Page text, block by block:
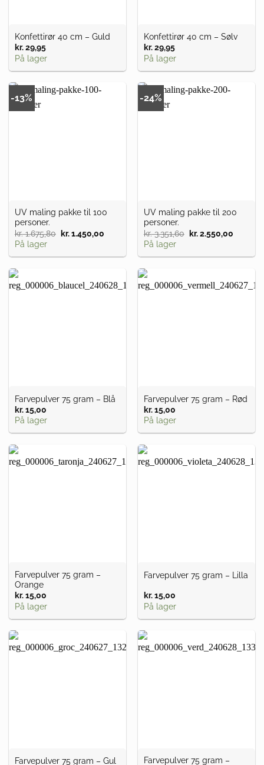
Konfettirør 40 cm – Guld
kr.29,95
På lager
Konfettirør 40 cm – Sølv
kr.29,95
På lager
-13%
UV maling pakke til 100
personer.
kr.1.675,80
Den
var:
kr.1.450,00
er:
På lager
-24%
UV maling pakke til 200
personer.
kr.3.351,60
Den
var:
kr.2.550,00
er:
På lager
Farvepulver 75 gram – Blå
kr.15,00
På lager
Farvepulver 75 gram – Rød
kr.15,00
På lager
Farvepulver 75 gram –
Orange
kr.15,00
På lager
Farvepulver 75 gram – Lilla
kr.15,00
På lager
Farvepulver 75 gram – Gul Farvepulver 75 gram –